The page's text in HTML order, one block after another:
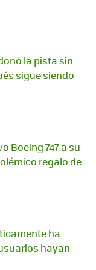
la pista sin
sigue siendo
Boeing 747 a su
regalo de
ha
hayan